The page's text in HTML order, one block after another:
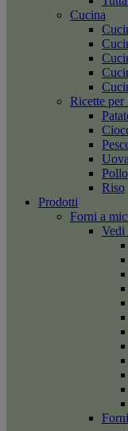
Cucina
Ricette per
Uova
Pollo
Riso
Prodotti
Forni a
Vedi